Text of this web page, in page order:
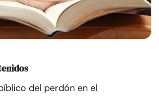
del perdón en el